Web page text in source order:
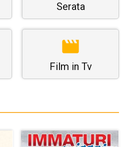
Serata
Film in Tv